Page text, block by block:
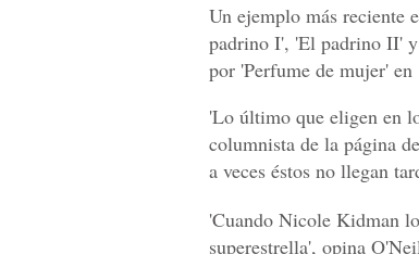
Un ejemplo más reciente
padrino I', 'El padrino II'
por 'Perfume de mujer' en
'Lo último que eligen en
columnista de la página
a veces éstos no llegan
'Cuando Nicole Kidman
superestrella', opina